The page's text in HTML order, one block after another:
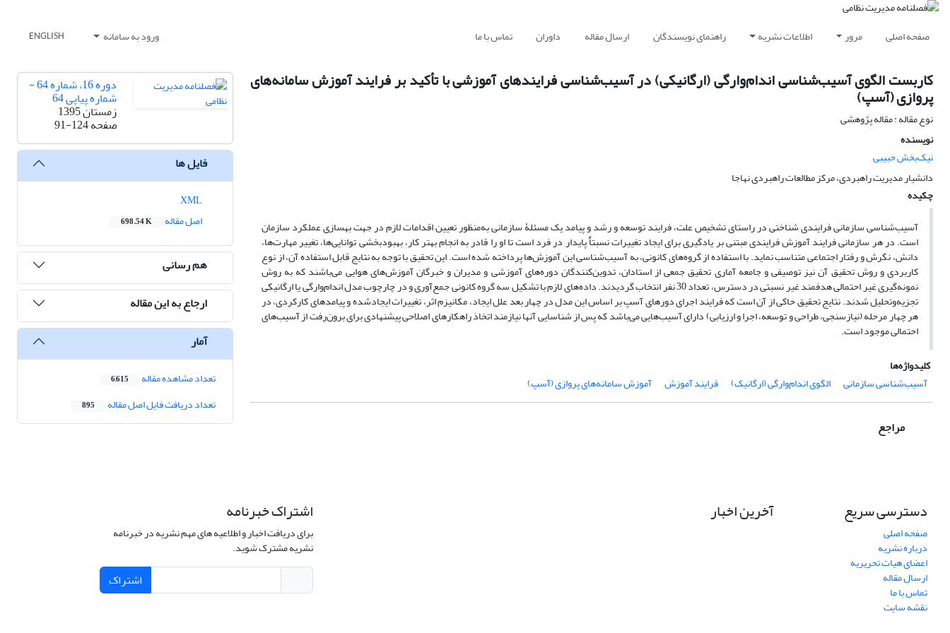
صفحه اصلی مرور اطلاعات نشریه راهنمای نویسندگان ارسال مقاله داوران تماس با ما ورود به سامانه ENGLISH
کاربست الگوی آسیب‌شناسی اندام‌وارگی (ارگانیکی) در آسیب‌شناسی فرایندهای آموزشی با تأکید بر فرایند آموزش سامانه‌های
پروازی (آسپ)
نوع مقاله : مقاله پژوهشی
نویسنده
نیک‌بخش حبیبی
دانشیار مدیریت راهبردی، مرکز مطالعات راهبردی نهاجا
چکیده
آسیب‌شناسی سازمانی فرایندی شناختی در راستای تشخیص علت، فرایند توسعه و رشد و پیامد یک مسئلۀ سازمانی به‌منظور تعیین اقدامات لازم در جهت بهسازی عملکرد سازمان
است. در هر سازمانی فرایند آموزش فرایندی مبتنی بر یادگیری برای ایجاد تغییرات نسبتاٌ پایدار در فرد است تا او را قادر به انجام بهتر کار، بهبودبخشی توانایی‌ها، تغییر مهارت‌ها،
دانش، نگرش و رفتار اجتماعی متناسب نماید. با استفاده از گروه‌های کانونی، به آسیب‌شناسی این آموزش‌ها پرداخته شده است. این تحقیق با توجه به نتایج قابل استفاده آن، از نوع
کاربردی و روش تحقیق آن نیز توصیفی و جامعه آماری تحقیق جمعی از استادان، تدوین‌کنندگان دوره‌های آموزشی و مدیران و خبرگان آموزش‌های هوایی می‌باشند که به روش
نمونه‌گیری غیر احتمالی هدفمند غیر نسبتی در دسترس، تعداد 30 نفر انتخاب گردیدند. داده‌های لازم با تشکیل سه گروه‌ کانونی جمع‌آوری و در چارچوب مدل اندام‌وارگی یا ارگانیکی
تجزیه‌وتحلیل شدند. نتایج تحقیق حاکی از آن است که فرایند اجرای دورهای آسپ بر اساس این مدل در چهار بعد علل ایجاد، مکانیزم اثر، تغییرات ایجادشده و پیامدهای کارکردی، در
هر چهار مرحله (نیازسنجی، طراحی و توسعه، اجرا و ارزیابی) دارای آسیب‌هایی می‌باشد که پس از شناسایی آنها نیازمند اتخاذ راهکارهای اصلاحی پیشنهادی برای برون‌رفت از آسیب‌های
احتمالی موجود است.
کلیدواژه‌ها
آسیب‌شناسی سازمانی
الگوی اندام‌وارگی (ارگانیک) فرایند آموزش آموزش سامانه‌های پروازی (آسپ)
مراجع
دوره 16، شماره 64 -
شماره پیاپی 64
زمستان 1395
صفحه91-124
فایل ها
اصل مقاله
698.54 K
هم رسانی
ارجاع به این مقاله
آمار
تعداد مشاهده مقاله 6,615
تعداد دریافت فایل اصل مقاله 895
دسترسی سریع
صفحه اصلی
درباره نشریه
اعضای هیات تحریریه
ارسال مقاله
تماس با ما
نقشه سایت
آخرین اخبار اشتراک خبرنامه
برای دریافت اخبار و اطلاعیه های مهم نشریه در خبرنامه
نشریه مشترک شوید.
اشتراک